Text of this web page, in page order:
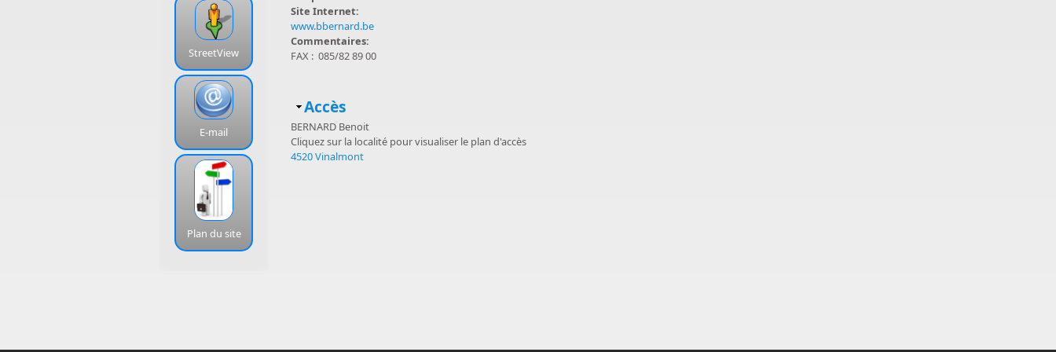
StreetView
E-mail
Plan du site
Site Internet:
www.bbernard.be
Commentaires:
FAX : 085/82 89 00
Masquer
Accès
BERNARD Benoit
Cliquez sur la localité pour visualiser le plan d'accès
4520 Vinalmont